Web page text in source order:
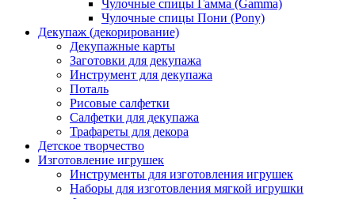
Чулочные спицы Гамма (Gamma)
Чулочные спицы Пони (Pony)
Декупаж (декорирование)
Декупажные карты
Заготовки для декупажа
Инструмент для декупажа
Поталь
Рисовые салфетки
Салфетки для декупажа
Трафареты для декора
Детское творчество
Изготовление игрушек
Инструменты для изготовления игрушек
Наборы для изготовления мягкой игрушки